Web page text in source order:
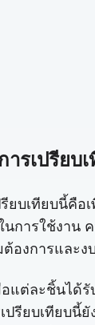
รเปรียบ
ยบเทียบนี้คื
นการใช้งาน
องการและ
อแต่ละชิ้นได้
ปรียบเทียบนี้